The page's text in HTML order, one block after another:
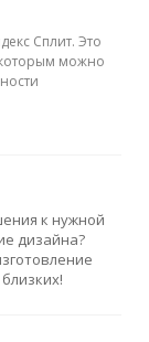
Сплит. Это
можно
к нужной
дизайна?